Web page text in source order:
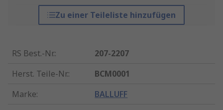
Zu einer Teileliste hinzufügen
RS Best.-Nr.:
207-2207
Herst. Teile-Nr.:
BCM0001
Marke: BALLUFF